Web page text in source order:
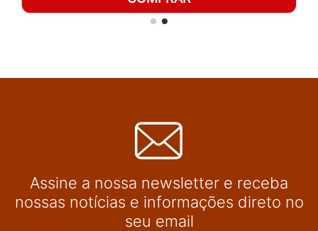
Assine a nossa newsletter e receba
nossas notícias e informações direto no
seu email